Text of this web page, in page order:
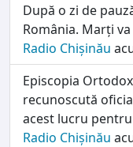
După o zi de
România. Marți
Radio Chișinău
Episcopia
recunoscută
acest lucru
Radio Chișinău